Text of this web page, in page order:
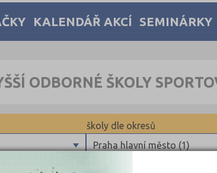
KALENDÁŘ AKCÍ SEMINÁRKY
ODBORNÉ ŠKOLY
Praha hlavní město (1)
školy dle okresů
Plzeň-město (1)